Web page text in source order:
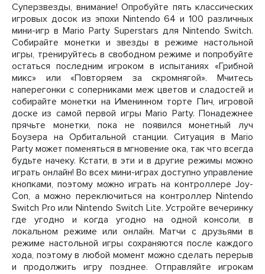
Суперзвезды, внимание! Опробуйте пять классических
игровых досок из эпохи Nintendo 64 и 100 различных
мини-игр в Mario Party Superstars для Nintendo Switch.
Собирайте монетки и звезды в режиме настольной
игры, тренируйтесь в свободном режиме и попробуйте
остаться последним игроком в испытаниях «Грибной
микс» или «Повторяем за скромнягой». Мчитесь
наперегонки с соперниками меж цветов и сладостей и
собирайте монетки на Именинном торте Пич, игровой
доске из самой первой игры Mario Party. Понадежнее
прячьте монетки, пока не появился монетный луч
Боузера на Орбитальной станции. Ситуация в Mario
Party может поменяться в мгновение ока, так что всегда
будьте начеку. Кстати, в эти и в другие режимы можно
играть онлайн! Во всех мини-играх доступно управление
кнопками, поэтому можно играть на контроллере Joy-
Con, а можно переключиться на контроллер Nintendo
Switch Pro или Nintendo Switch Lite. Устройте вечеринку
где угодно и когда угодно на одной консоли, в
локальном режиме или онлайн. Матчи с друзьями в
режиме настольной игры сохраняются после каждого
хода, поэтому в любой момент можно сделать перерыв
и продолжить игру позднее. Отправляйте игрокам